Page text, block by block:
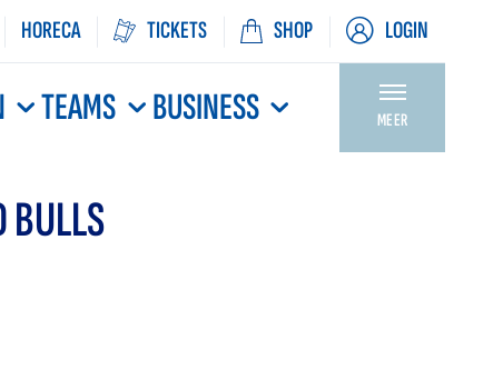
HORECA TICKETS SHOP LOGIN
TEAMS BUSINESS MEER
BULLS